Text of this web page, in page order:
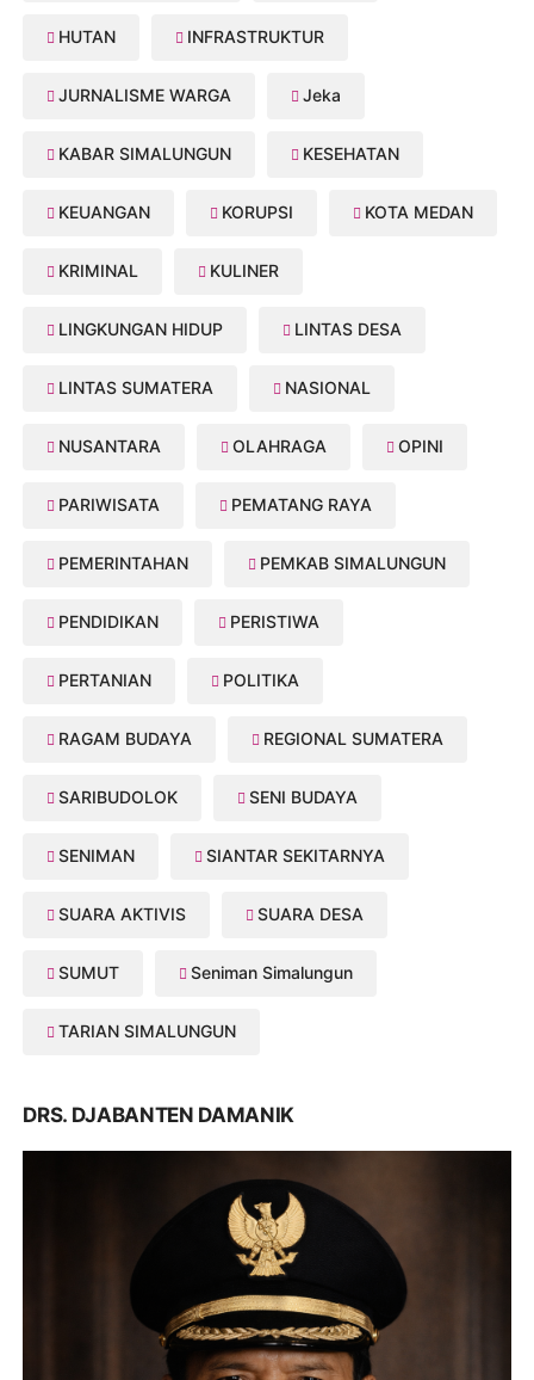
HUTAN INFRASTRUKTUR
JURNALISME WARGA Jeka
KABAR SIMALUNGUN KESEHATAN
KEUANGAN KORUPSI KOTA MEDAN
KRIMINAL KULINER
LINGKUNGAN HIDUP LINTAS DESA
LINTAS SUMATERA NASIONAL
NUSANTARA OLAHRAGA OPINI
PARIWISATA PEMATANG RAYA
PEMERINTAHAN PEMKAB SIMALUNGUN
PENDIDIKAN PERISTIWA
PERTANIAN POLITIKA
RAGAM BUDAYA REGIONAL SUMATERA
SARIBUDOLOK SENI BUDAYA
SENIMAN SIANTAR SEKITARNYA
SUARA AKTIVIS SUARA DESA
SUMUT Seniman Simalungun
TARIAN SIMALUNGUN
DRS. DJABANTEN DAMANIK